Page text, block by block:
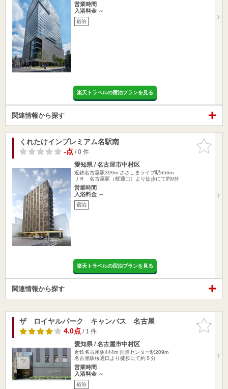
営業時間
入浴料金 ～
宿泊
楽天トラベルの宿泊プランを見る
関連情報から探す
お気に入
りに追加
くれたけインプレミアム名駅南
-点/ 0 件
愛知県 / 名古屋市中村区
近鉄名古屋駅399m ささしまライブ駅656m
ＪＲ 名古屋駅（桜通口）より徒歩にて約9分
営業時間
入浴料金 ～
宿泊
楽天トラベルの宿泊プランを見る
関連情報から探す
お気に入
りに追加
ザ ロイヤルパーク キャンバス 名古屋
4.0点/ 1 件
愛知県 / 名古屋市中村区
近鉄名古屋駅444m 国際センター駅209m
名古屋駅桜通口より徒歩にて約５分
営業時間
入浴料金 ～
宿泊